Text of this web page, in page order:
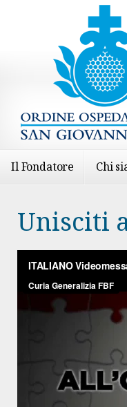
Il Fondatore Chi
Unisciti